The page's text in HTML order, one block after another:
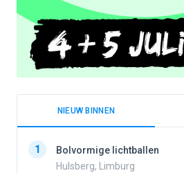
NIEUW BINNEN
1
Bolvormige lichtballen
Hulsberg, Limburg